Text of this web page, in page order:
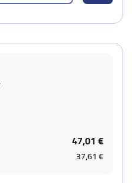
47,01 €
37,61 €